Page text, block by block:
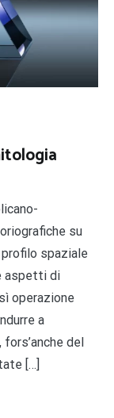
su
spaziale
aspetti di
operazione
a
del
[…]